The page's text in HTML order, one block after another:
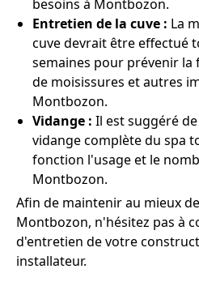
besoins à Montbozon.
Entretien de la cuve : La
cuve devrait être effectué
semaines pour prévenir la
de moisissures et autres
Montbozon.
Vidange : Il est suggéré
vidange complète du spa
fonction l'usage et le
Montbozon.
Afin de maintenir au mieux
Montbozon, n'hésitez pas à
d'entretien de votre
installateur.